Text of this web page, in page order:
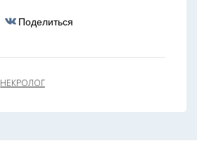
Поделиться
НЕКРОЛОГ